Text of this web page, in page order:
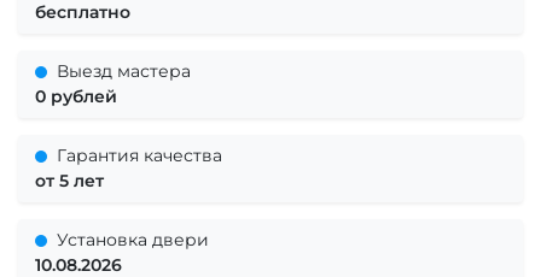
бесплатно
Выезд мастера
0 рублей
Гарантия качества
от 5 лет
Установка двери
10.08.2026